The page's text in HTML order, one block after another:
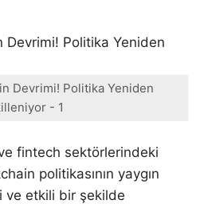
Devrimi! Politika Yeniden
- 1
fintech sektörlerindeki
politikasının yaygın
ve etkili bir şekilde